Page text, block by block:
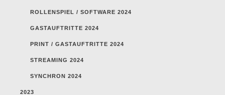
ROLLENSPIEL / SOFTWARE 2024
GASTAUFTRITTE 2024
PRINT / GASTAUFTRITTE 2024
STREAMING 2024
SYNCHRON 2024
2023